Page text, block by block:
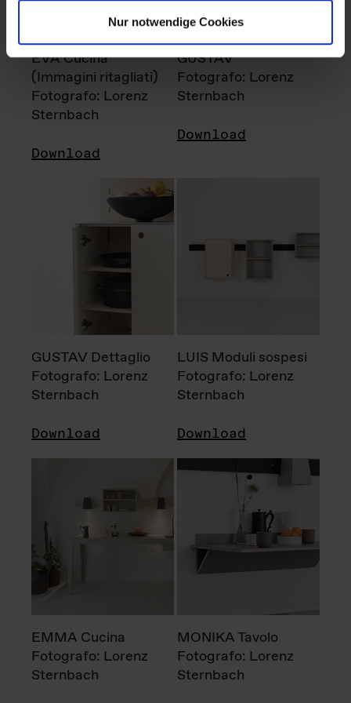
Nur notwendige Cookies
EVA Cucina
(Immagini ritagliati)
Fotografo: Lorenz
Sternbach
Download
GUSTAV
Fotografo: Lorenz
Sternbach
Download
GUSTAV Dettaglio
Fotografo: Lorenz
Sternbach
Download
LUIS Moduli sospesi
Fotografo: Lorenz
Sternbach
Download
EMMA Cucina
Fotografo: Lorenz
Sternbach
MONIKA Tavolo
Fotografo: Lorenz
Sternbach